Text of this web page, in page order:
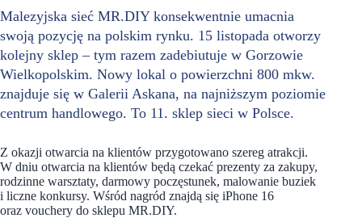
Malezyjska sieć MR.DIY konsekwentnie umacnia
swoją pozycję na polskim rynku. 15 listopada otworzy
kolejny sklep – tym razem zadebiutuje w Gorzowie
Wielkopolskim. Nowy lokal o powierzchni 800 mkw.
znajduje się w Galerii Askana, na najniższym poziomie
centrum handlowego. To 11. sklep sieci w Polsce.
Z okazji otwarcia na klientów przygotowano szereg atrakcji.
W dniu otwarcia na klientów będą czekać prezenty za zakupy,
rodzinne warsztaty, darmowy poczęstunek, malowanie buziek
i liczne konkursy. Wśród nagród znajdą się iPhone 16
oraz vouchery do sklepu MR.DIY.